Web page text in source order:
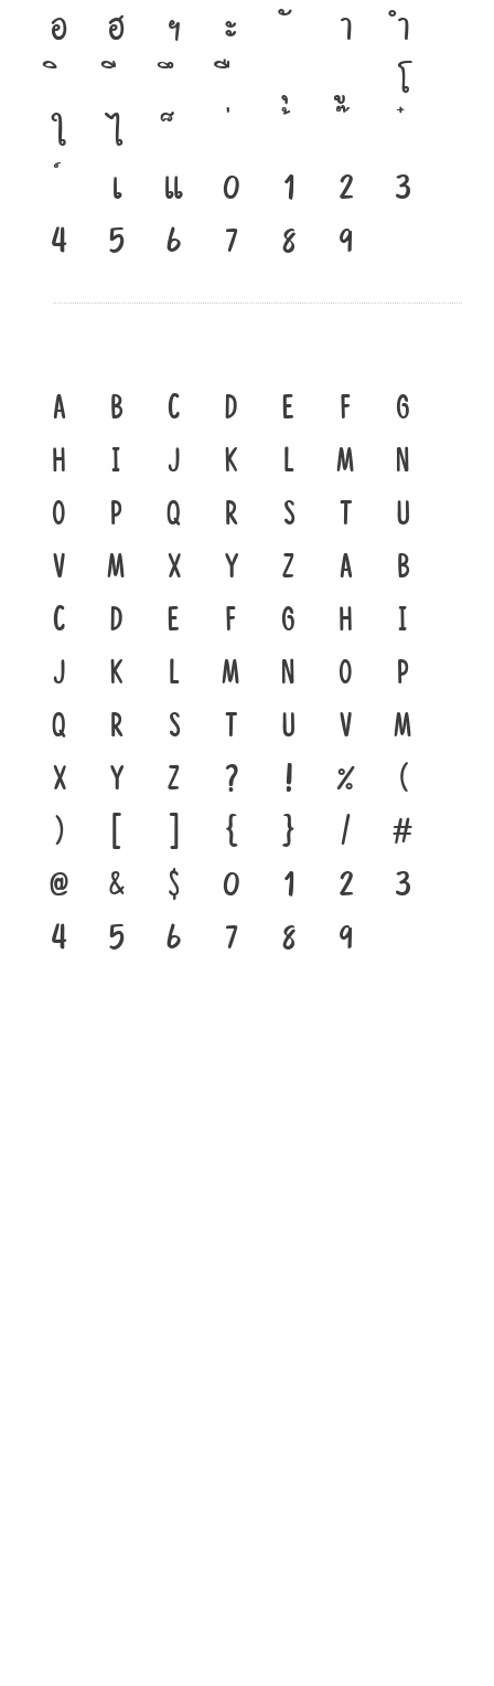
อ
ฮ ฯ ะ า
ำ
โ
ใ
ไ
เ
แ ๐ ๑ ๒
๓
๔
๕ ๖ ๗ ๘ ๙
A B C D E F
G
H
I J K L M
N
O
P Q R S T
U
V
W X Y Z a
b
c
d e f g h
i
j
k l m n o
p
q
r s t u v
w
x
y z ? ! %
(
)
[ ] { } /
#
@
& $ 0 1 2
3
4
5 6 7 8 9